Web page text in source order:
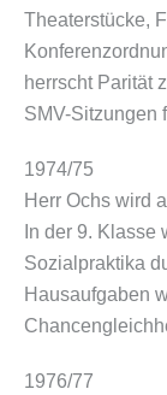
Theaterstücke,
herrscht Parität
SMV-Sitzungen
1974/75
Herr Ochs wird
In der 9. Klasse
Sozialpraktika
Hausaufgaben
1976/77